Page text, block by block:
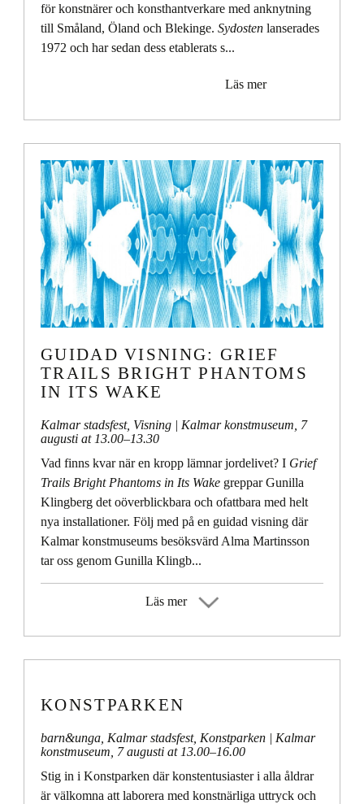
för konstnärer och konsthantverkare med anknytning
till Småland, Öland och Blekinge. Sydosten lanserades
1972 och har sedan dess etablerats s...
Läs mer
GUIDAD VISNING: GRIEF
TRAILS BRIGHT PHANTOMS
IN ITS WAKE
Kalmar stadsfest, Visning | Kalmar konstmuseum, 7
augusti at 13.00–13.30
Vad finns kvar när en kropp lämnar jordelivet? I Grief
Trails Bright Phantoms in Its Wake greppar Gunilla
Klingberg det oöverblickbara och ofattbara med helt
nya installationer. Följ med på en guidad visning där
Kalmar konstmuseums besöksvärd Alma Martinsson
tar oss genom Gunilla Klingb...
Läs mer
KONSTPARKEN
barn&unga Kalmar stadsfest, Konstparken | Kalmar
konstmuseum, 7 augusti at 13.00–16.00
Stig in i Konstparken där konstentusiaster i alla åldrar
är välkomna att laborera med konstnärliga uttryck och